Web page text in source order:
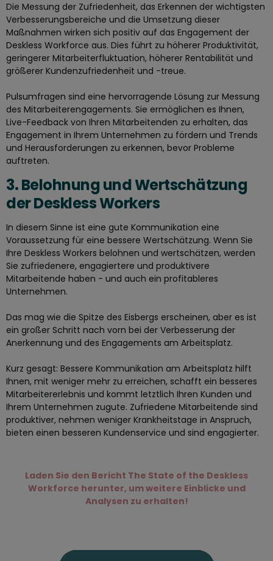
Die Messung der Zufriedenheit, das Erkennen der wichtigsten
Verbesserungsbereiche und die Umsetzung dieser
Maßnahmen wirken sich positiv auf das Engagement der
Deskless Workforce aus. Dies führt zu höherer Produktivität,
geringerer Mitarbeiterfluktuation, höherer Rentabilität und
größerer Kundenzufriedenheit und -treue.
Pulsumfragen sind eine hervorragende Lösung zur Messung
des Mitarbeiterengagements. Sie ermöglichen es Ihnen,
Live-Feedback von Ihren Mitarbeitenden zu erhalten, das
Engagement in Ihrem Unternehmen zu fördern und Trends
und Herausforderungen zu erkennen, bevor Probleme
auftreten.
3. Belohnung und Wertschätzung
der Deskless Workers
In diesem Sinne ist eine gute Kommunikation eine
Voraussetzung für eine bessere Wertschätzung. Wenn Sie
Ihre Deskless Workers belohnen und wertschätzen, werden
Sie zufriedenere, engagiertere und produktivere
Mitarbeitende haben - und auch ein profitableres
Unternehmen.
Das mag wie die Spitze des Eisbergs erscheinen, aber es ist
ein großer Schritt nach vorn bei der Verbesserung der
Anerkennung und des Engagements am Arbeitsplatz.
Kurz gesagt: Bessere Kommunikation am Arbeitsplatz hilft
Ihnen, mit weniger mehr zu erreichen, schafft ein besseres
Mitarbeitererlebnis und kommt letztlich Ihren Kunden und
Ihrem Unternehmen zugute. Zufriedene Mitarbeitende sind
produktiver, nehmen weniger Krankheitstage in Anspruch,
bieten einen besseren Kundenservice und sind engagierter.
Laden Sie den Bericht The State of the Deskless
Workforce herunter, um weitere Einblicke und
Analysen zu erhalten!